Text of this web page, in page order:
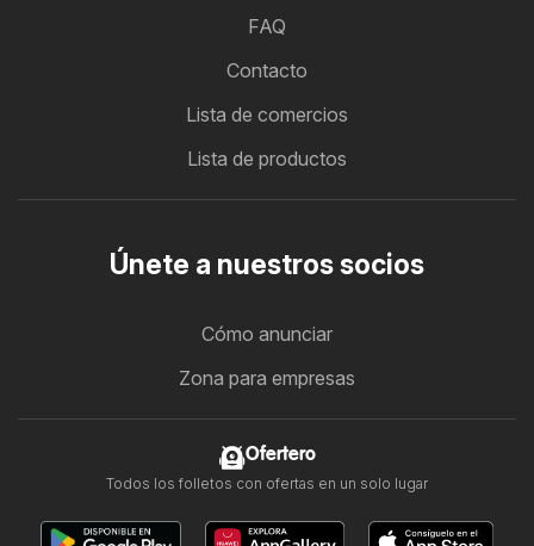
FAQ
Contacto
Lista de comercios
Lista de productos
Únete a nuestros socios
Cómo anunciar
Zona para empresas
Ofertero
Todos los folletos con ofertas en un solo lugar